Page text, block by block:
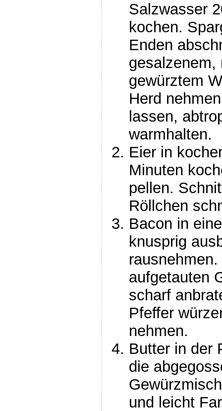
Salzwasser
kochen.
Enden
gesalzenem,
gewürztem
Herd
lassen,
warmhalten.
Eier in
Minuten
pellen.
Röllchen
Bacon in
knusprig
aufgetauten
scharf
Pfeffer
nehmen.
Butter in der
die
und leicht